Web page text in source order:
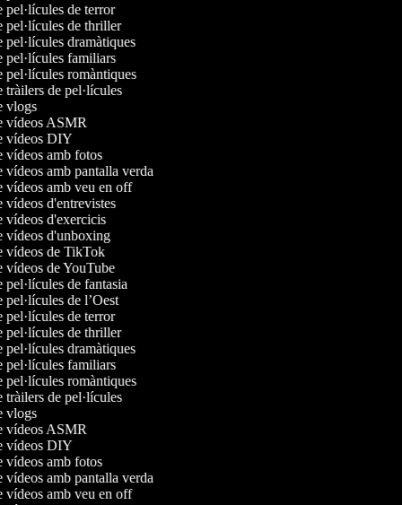
pel·lícules de terror
pel·lícules de thriller
pel·lícules dramàtiques
pel·lícules familiars
pel·lícules romàntiques
tràilers de pel·lícules
vlogs
vídeos ASMR
vídeos DIY
vídeos amb fotos
vídeos amb pantalla verda
vídeos amb veu en off
vídeos d'entrevistes
vídeos d'exercicis
vídeos d'unboxing
vídeos de TikTok
vídeos de YouTube
pel·lícules de fantasia
pel·lícules de l’Oest
pel·lícules de terror
pel·lícules de thriller
pel·lícules dramàtiques
pel·lícules familiars
pel·lícules romàntiques
tràilers de pel·lícules
vlogs
vídeos ASMR
vídeos DIY
vídeos amb fotos
vídeos amb pantalla verda
vídeos amb veu en off